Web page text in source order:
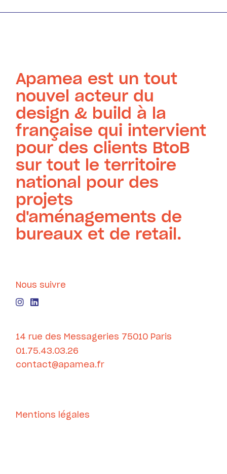
Apamea est un tout
nouvel acteur du
design & build à la
française qui intervient
pour des clients BtoB
sur tout le territoire
national pour des
projets
d'aménagements de
bureaux et de retail.
Nous suivre
14 rue des Messageries 75010 Paris
01.75.43.03.26
contact@apamea.fr
Mentions légales